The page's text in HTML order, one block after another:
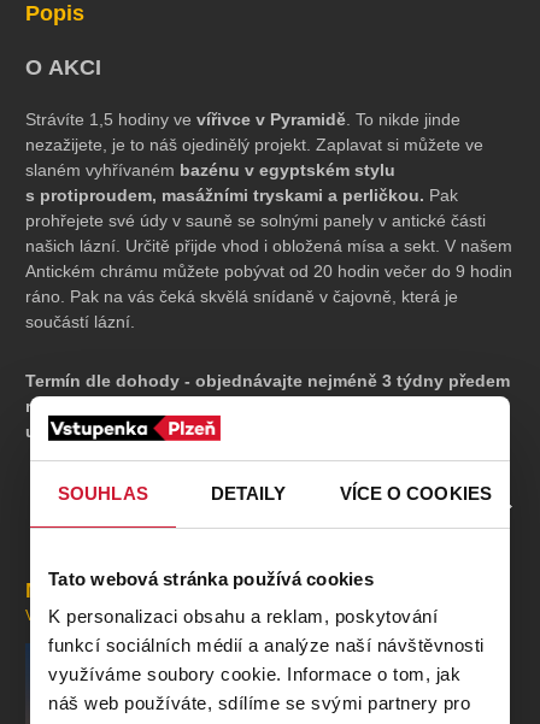
SOUHLAS DETAILY VÍCE O COOKIES
Tato webová stránka používá cookies
K personalizaci obsahu a reklam, poskytování
funkcí sociálních médií a analýze naší návštěvnosti
využíváme soubory cookie. Informace o tom, jak
náš web používáte, sdílíme se svými partnery pro
Popis
O AKCI
Strávíte 1,5 hodiny ve vířivce v Pyramidě. To nikde jinde
nezažijete, je to náš ojedinělý projekt. Zaplavat si můžete ve
slaném vyhřívaném bazénu v egyptském stylu
s protiproudem, masážními tryskami a perličkou. Pak
prohřejete své údy v sauně se solnými panely v antické části
našich lázní. Určitě přijde vhod i obložená mísa a sekt. V našem
Antickém chrámu můžete pobývat od 20 hodin večer do 9 hodin
ráno. Pak na vás čeká skvělá snídaně v čajovně, která je
součástí lázní.
Termín dle dohody - objednávajte nejméně 3 týdny předem
na telefonu 603 104 140 v čase od 11.30 do 14.30 hod.
u paní Peteříkové
Balíček obsahuje:
Skalním chrámu pod hvězdnou oblohou Orionu v zavěšených
houpačkách
Od 20.30 - 22.00 hod. slaný vyhřívaný bazén s masážními
tryskami, perličkou a protiproudem v egyptském stylu
Mohlo by se vám líbit
VŠECHNY AKCE